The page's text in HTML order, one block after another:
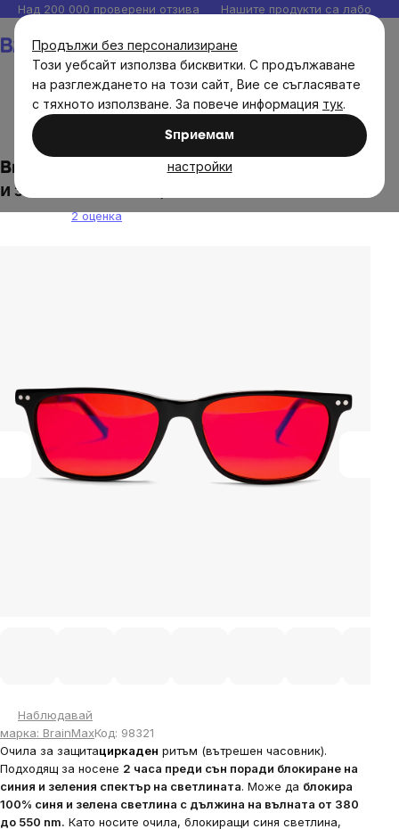
Продължи без персонализиране
Този уебсайт използва бисквитки. С продължаване
на разглеждането на този сайт, Вие се съгласявате
с тяхното използване. За повече информация тук.
Sпpиeмaм
настройки
Прескочи
към
съдържанието
Над 200 000 проверени отзива Нашите продукти са
BrainMarket 100% очила, блокиращи синя
и зелена светлина, Greenhorn
2 оценка
Наблюдавай
марка: BrainMaxКод: 98321
Очила за защитациркаден ритъм (вътрешен часовник).
Подходящ за носене 2 часа преди сън поради блокиране на
синия и зеления спектър на светлината. Може да блокира
100% синя и зелена светлина с дължина на вълната от 380
до 550 nm. Като носите очила, блокиращи синя светлина,